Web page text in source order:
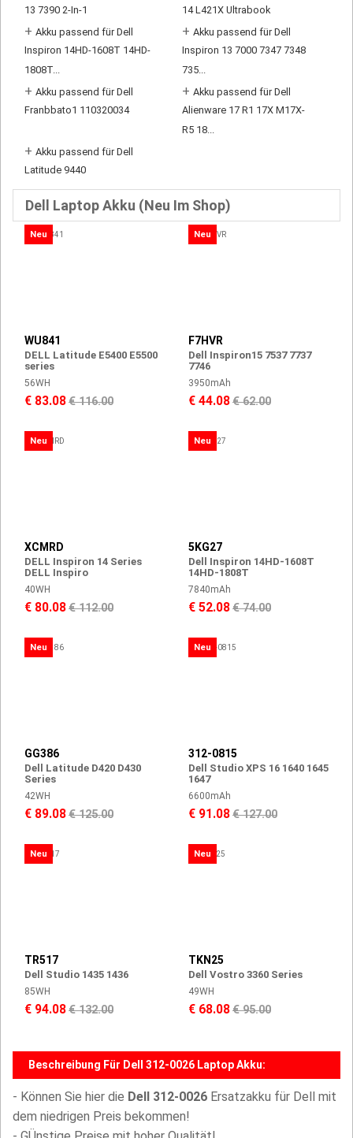
13 7390 2-In-1
14 L421X Ultrabook
+ Akku passend für Dell
Inspiron 14HD-1608T 14HD-
1808T...
+ Akku passend für Dell
Inspiron 13 7000 7347 7348
735...
+ Akku passend für Dell
Franbbato1 110320034
+ Akku passend für Dell
Alienware 17 R1 17X M17X-
R5 18...
+ Akku passend für Dell
Latitude 9440
Dell Laptop Akku (Neu Im Shop)
Neu
WU841
DELL Latitude E5400 E5500
series
56WH
€ 83.08€ 116.00
Neu
F7HVR
Dell Inspiron15 7537 7737
7746
3950mAh
€ 44.08€ 62.00
Neu
XCMRD
DELL Inspiron 14 Series
DELL Inspiro
40WH
€ 80.08€ 112.00
Neu
5KG27
Dell Inspiron 14HD-1608T
14HD-1808T
7840mAh
€ 52.08€ 74.00
Neu
GG386
Dell Latitude D420 D430
Series
42WH
€ 89.08€ 125.00
Neu
312-0815
Dell Studio XPS 16 1640 1645
1647
6600mAh
€ 91.08€ 127.00
Neu
TR517
Dell Studio 1435 1436
85WH
€ 94.08€ 132.00
Neu
TKN25
Dell Vostro 3360 Series
49WH
€ 68.08€ 95.00
Beschreibung Für Dell 312-0026 Laptop Akku:
- Können Sie hier die Dell 312-0026 Ersatzakku für Dell mit
dem niedrigen Preis bekommen!